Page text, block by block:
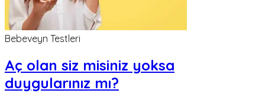
Bebeveyn Testleri
Aç olan siz misiniz yoksa
duygularınız mı?